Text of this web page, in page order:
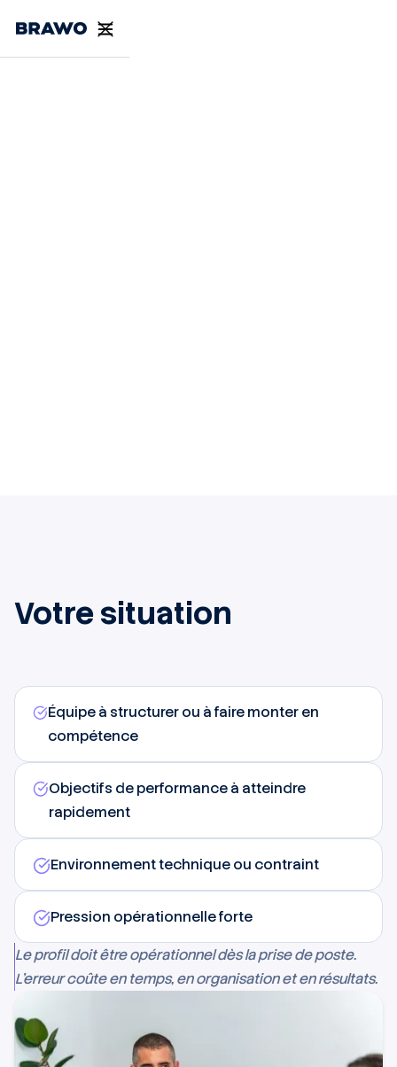
Votre situation
Équipe à structurer ou à faire monter en
compétence
Objectifs de performance à atteindre
rapidement
Environnement technique ou contraint
Pression opérationnelle forte
Le profil doit être opérationnel dès la prise de poste.
L'erreur coûte en temps, en organisation et en résultats.